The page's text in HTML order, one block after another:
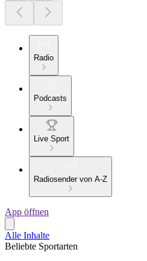
Radio
Podcasts
Live Sport
Radiosender von A-Z
App öffnen
Alle Inhalte
Beliebte Sportarten